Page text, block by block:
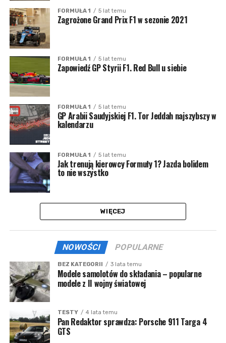
FORMUŁA 1 5 lat temu
Zagrożone Grand Prix F1 w sezonie 2021
FORMUŁA 1 5 lat temu
Zapowiedź GP Styrii F1. Red Bull u siebie
FORMUŁA 1 5 lat temu
GP Arabii Saudyjskiej F1. Tor Jeddah najszybszy w
kalendarzu
FORMUŁA 1 5 lat temu
Jak trenują kierowcy Formuły 1? Jazda bolidem
to nie wszystko
WIĘCEJ
NOWOŚCI POPULARNE
BEZ KATEGORII 3 lata temu
Modele samolotów do składania – popularne
modele z II wojny światowej
TESTY 4 lata temu
Pan Redaktor sprawdza: Porsche 911 Targa 4
GTS